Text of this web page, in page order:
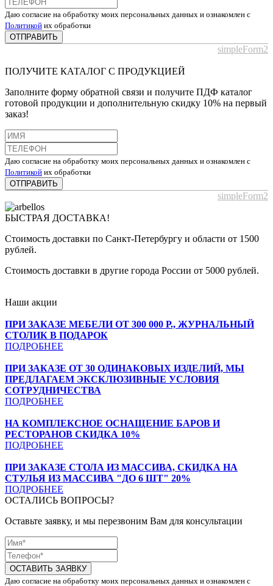
Даю согласие на обработку моих персональных данных и ознакомлен с
Политикой их обработки
ОТПРАВИТЬ
simpleForm2
ПОЛУЧИТЕ КАТАЛОГ С ПРОДУКЦИЕЙ
Заполните форму обратной связи и получите ПДФ каталог
готовой продукции и дополнительную скидку 10% на первый
заказ!
Даю согласие на обработку моих персональных данных и ознакомлен с
Политикой их обработки
ОТПРАВИТЬ
simpleForm2
БЫСТРАЯ ДОСТАВКА!
Стоимость доставки по Санкт-Петербургу и области от 1500
рублей.
Стоимость доставки в другие города России от 5000 рублей.
Наши акции
ПРИ ЗАКАЗЕ МЕБЕЛИ ОТ 300 000 Р., ЖУРНАЛЬНЫЙ
СТОЛИК В ПОДАРОК
ПОДРОБНЕЕ
ПРИ ЗАКАЗЕ ОТ 30 ОДИНАКОВЫХ ИЗДЕЛИЙ, МЫ
ПРЕДЛАГАЕМ ЭКСКЛЮЗИВНЫЕ УСЛОВИЯ
СОТРУДНИЧЕСТВА
ПОДРОБНЕЕ
НА КОМПЛЕКСНОЕ ОСНАЩЕНИЕ БАРОВ И
РЕСТОРАНОВ СКИДКА 10%
ПОДРОБНЕЕ
ПРИ ЗАКАЗЕ СТОЛА ИЗ МАССИВА, СКИДКА НА
СТУЛЬЯ ИЗ МАССИВА "ДО 6 ШТ" 20%
ПОДРОБНЕЕ
ОСТАЛИСЬ ВОПРОСЫ?
Оставьте заявку, и мы перезвоним Вам для консультации
ОСТАВИТЬ ЗАЯВКУ
Даю согласие на обработку моих персональных данных и ознакомлен с